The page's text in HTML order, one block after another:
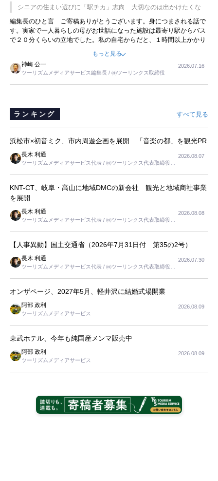
です。永井社長は、駐車場に都内ナンバーの高級外車が停まっている
ことに目をつけ、高級商品でも売れると確信したそうです。今回の記
事を懐かしく読みました。
シニアの住まい選びに「駅チカ」志向 大切なのは出かけたくなる
暮らし
編集長のひと言 ご寄稿ありがとうございます。身につまされる話で
す。実家で一人暮らしの母がお世話になった施設は最寄り駅からバス
で２０分くらいの立地でした。私の自宅からだと、１時間以上かかり
ました。母の住まいから近いという理由で、その施設を選択したので
すが、私と妹にとっては、半日仕事ででした。シニアの住まい選び
は、当人だけではなく、世話をする家族の足の便も考えない外池ない
と思いました。
もっと見る
神崎 公一
ツーリズムメディアサービス編集長 / ㈱ツーリンクス取締役
2026.07.16
ランキング すべて見る
浜松市×初音ミク、市内周遊企画を展開 「音楽の都」を観光PR
長木 利通
ツーリズムメディアサービス代表 / ㈱ツーリンクス代表取締役社
2026.08.07
KNT-CT、岐阜・高山に地域DMCの新会社 観光と地域商社事業
を展開
長木 利通
ツーリズムメディアサービス代表 / ㈱ツーリンクス代表取締役社
2026.08.08
【人事異動】国土交通省（2026年7月31日付 第35の2号）
長木 利通
ツーリズムメディアサービス代表 / ㈱ツーリンクス代表取締役社
2026.07.30
オンザページ、2027年5月、軽井沢に結婚式場開業
阿部 政利
ツーリズムメディアサービス
2026.08.09
東武ホテル、今年も純国産メンマ販売中
阿部 政利
ツーリズムメディアサービス
2026.08.09